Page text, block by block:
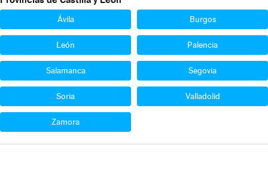
Ávila Burgos
León Palencia
Salamanca Segovia
Soria Valladolid
Zamora